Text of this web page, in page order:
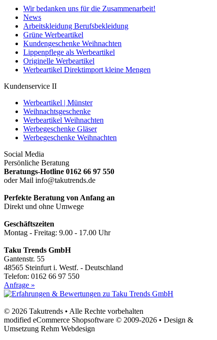
Wir bedanken uns für die Zusammenarbeit!
News
Arbeitskleidung Berufsbekleidung
Grüne Werbeartikel
Kundengeschenke Weihnachten
Lippenpflege als Werbeartikel
Originelle Werbeartikel
Werbeartikel Direktimport kleine Mengen
Kundenservice II
Werbeartikel | Münster
Weihnachtsgeschenke
Werbeartikel Weihnachten
Werbegeschenke Gläser
Werbegeschenke Weihnachten
Social Media
Persönliche Beratung
Beratungs-Hotline 0162 66 97 550
oder Mail info@takutrends.de
Perfekte Beratung von Anfang an
Direkt und ohne Umwege
Geschäftszeiten
Montag - Freitag: 9.00 - 17.00 Uhr
Taku Trends GmbH
Gantenstr. 55
48565 Steinfurt i. Westf. - Deutschland
Telefon: 0162 66 97 550
Anfrage »
© 2026 Takutrends • Alle Rechte vorbehalten
modified eCommerce Shopsoftware © 2009-2026 • Design &
Umsetzung Rehm Webdesign